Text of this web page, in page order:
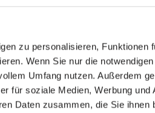
zu personalisieren, Funktionen
Wenn Sie nur die
Umfang nutzen. Außerdem
für soziale Medien, Werbung
Daten zusammen, die Sie ihnen